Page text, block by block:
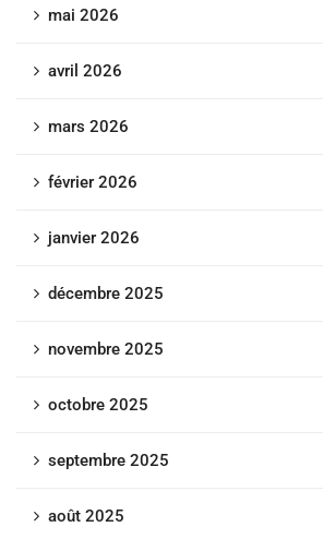
mai 2026
avril 2026
mars 2026
février 2026
janvier 2026
décembre 2025
novembre 2025
octobre 2025
septembre 2025
août 2025